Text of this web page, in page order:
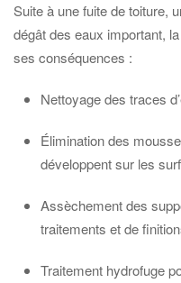
Suite à une fuite de toiture,
dégât des eaux important,
ses conséquences :
Nettoyage des traces
Élimination des
développent sur les
Assèchement des
traitements et de
Traitement hydrofuge